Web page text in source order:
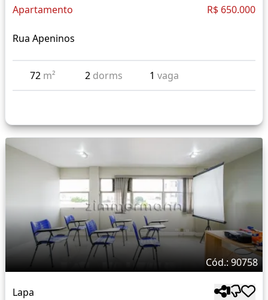
Apartamento R$ 650.000
Rua Apeninos
72 m² 2 dorms 1vaga
Cód.: 90758
Lapa